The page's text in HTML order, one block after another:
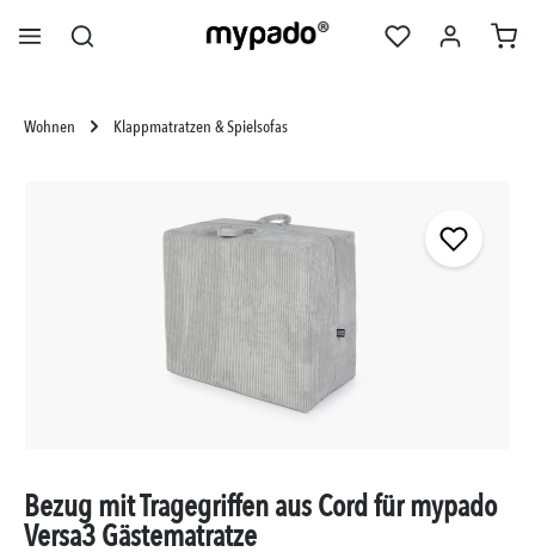
springen
Wohnen Klappmatratzen & Spielsofas
Bezug mit Tragegriffen aus Cord für mypado
Versa3 Gästematratze